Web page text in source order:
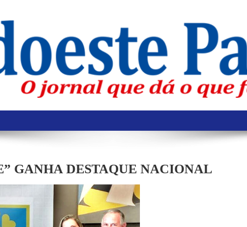
GANHA DESTAQUE NACIONAL